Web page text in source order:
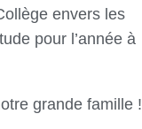
envers les
pour l’année à
grande famille !